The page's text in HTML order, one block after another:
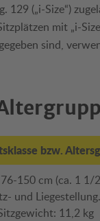
129 („i-Size“)
mit „i-
sind,
bzw.
150 cm (ca. 1 1/
und Liegestellung.
11,2 kg